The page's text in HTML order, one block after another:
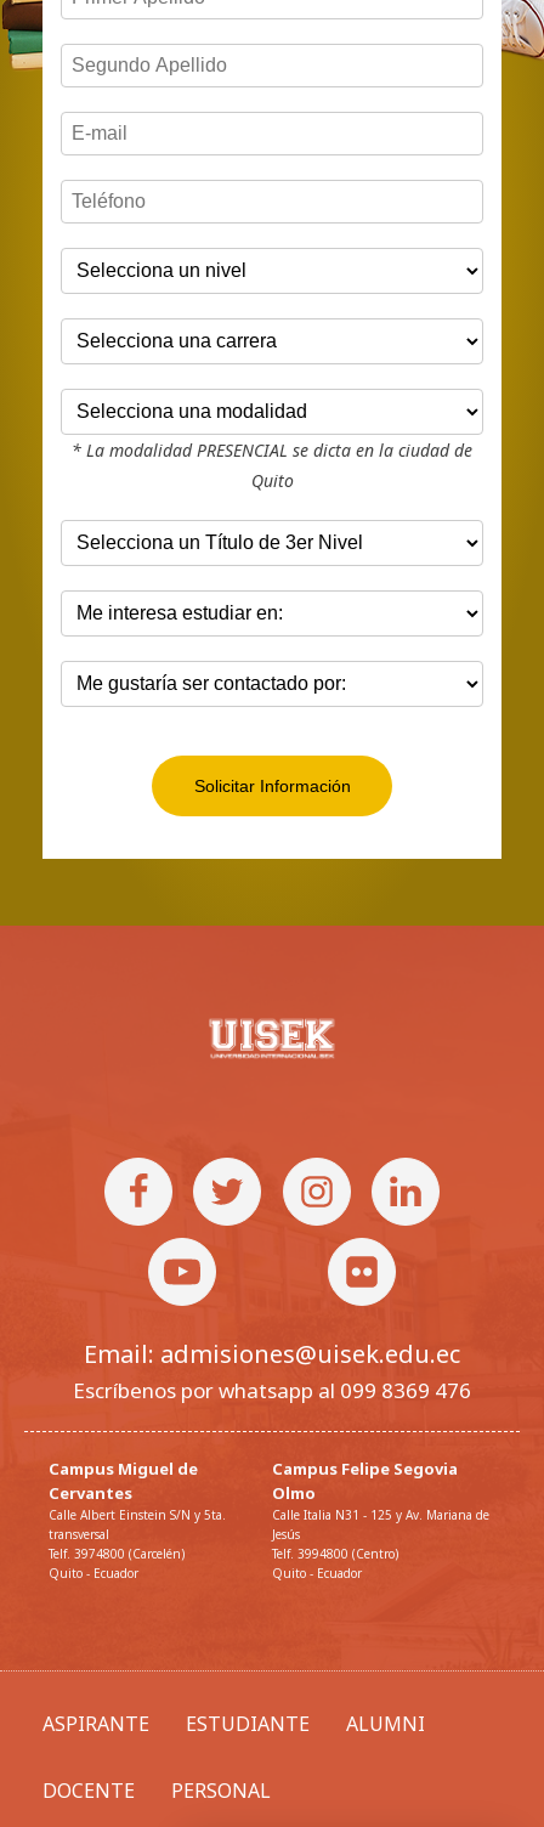
* La modalidad PRESENCIAL se dicta en la ciudad de
Quito
Email: admisiones@uisek.edu.ec
Escríbenos por whatsapp al 099 8369 476
Campus Miguel de
Cervantes
Calle Albert Einstein S/N y 5ta.
transversal
Telf. 3974800 (Carcelén)
Quito - Ecuador
Campus Felipe Segovia
Olmo
Calle Italia N31 - 125 y Av. Mariana de
Jesús
Telf. 3994800 (Centro)
Quito - Ecuador
ASPIRANTE ESTUDIANTE ALUMNI
DOCENTE PERSONAL